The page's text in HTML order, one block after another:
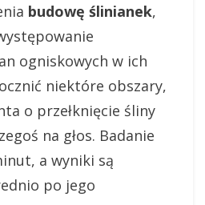
budowę ślinianek,
ogniskowych w ich
niektóre obszary,
o przełknięcie śliny
na głos. Badanie
a wyniki są
po jego